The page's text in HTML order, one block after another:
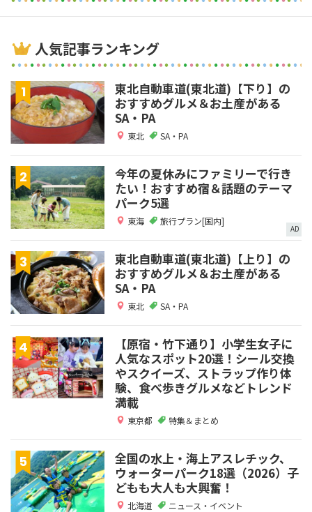
人気記事ランキング
東北自動車道(東北道)【下り】の
おすすめグルメ＆お土産がある
SA・PA
東北 SA・PA
今年の夏休みにファミリーで行き
たい！おすすめ宿＆話題のテーマ
パーク5選
東海 旅行プラン[国内]
AD
東北自動車道(東北道)【上り】の
おすすめグルメ＆お土産がある
SA・PA
東北 SA・PA
【原宿・竹下通り】小学生女子に
人気なスポット20選！シール交換
やスクイーズ、ストラップ作り体
験、食べ歩きグルメなどトレンド
満載
東京都 特集＆まとめ
全国の水上・海上アスレチック、
ウォーターパーク18選（2026）子
どもも大人も大興奮！
北海道 ニュース・イベント